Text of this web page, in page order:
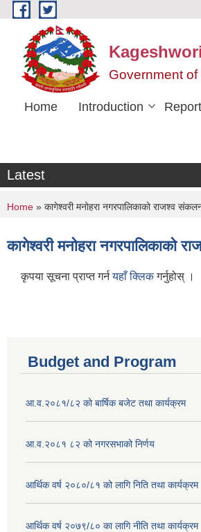
Skip to main content
Government of
Home Introduction
Latest
You are here
Home » कागेश्वरी मनोहरा नगरपालिकाको राजश्व
कागेश्वरी मनोहरा नगरपालिकाको
कृपया सूचना प्राप्त गर्नयहाँ क्लिकगर्नुहोस् ।
Budget and Program
आ.व.२०८१/८२ को बार्षिक बजेट तथा कार्यक्रम
आ.व.२०८१ ८२ को नगरसभाको निर्णय
आर्थिक वर्ष २०८०/८१ को लागि निति तथा कार्यक्रम
आर्थिक वर्ष २०७९/८० का लागि नीति तथा कार्यक्रम